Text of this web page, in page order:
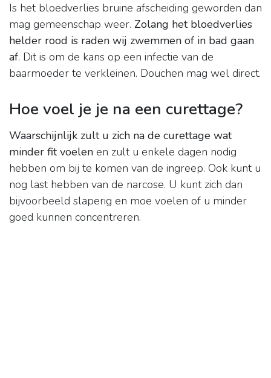
Is het bloedverlies bruine afscheiding geworden dan
mag gemeenschap weer. Zolang het bloedverlies
helder rood is raden wij zwemmen of in bad gaan
af. Dit is om de kans op een infectie van de
baarmoeder te verkleinen. Douchen mag wel direct.
Hoe voel je je na een curettage?
Waarschijnlijk zult u zich na de curettage wat
minder fit voelen en zult u enkele dagen nodig
hebben om bij te komen van de ingreep. Ook kunt u
nog last hebben van de narcose. U kunt zich dan
bijvoorbeeld slaperig en moe voelen of u minder
goed kunnen concentreren.